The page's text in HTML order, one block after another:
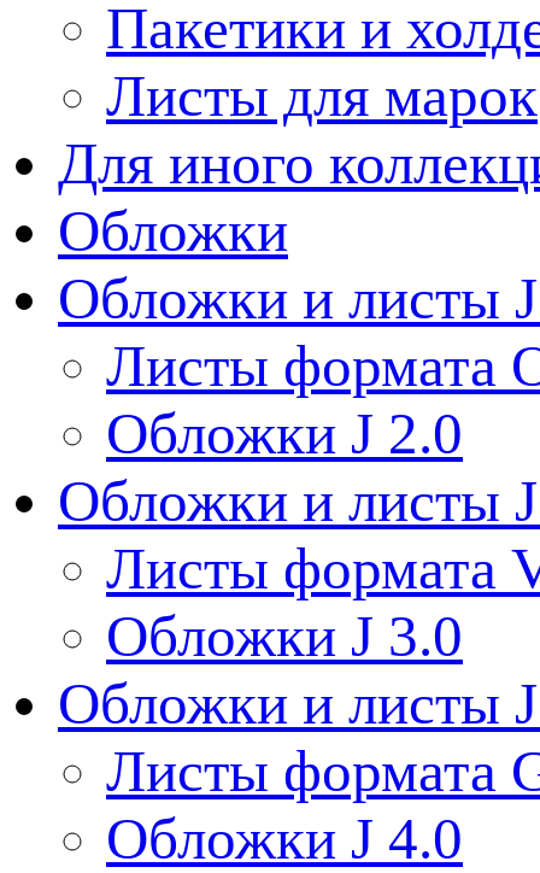
Пакетики и
Листы для марок
Для иного
Обложки
Обложки и листы
Листы формата
Обложки J 2.0
Обложки и листы
Листы формата
Обложки J 3.0
Обложки и листы
Листы формата
Обложки J 4.0